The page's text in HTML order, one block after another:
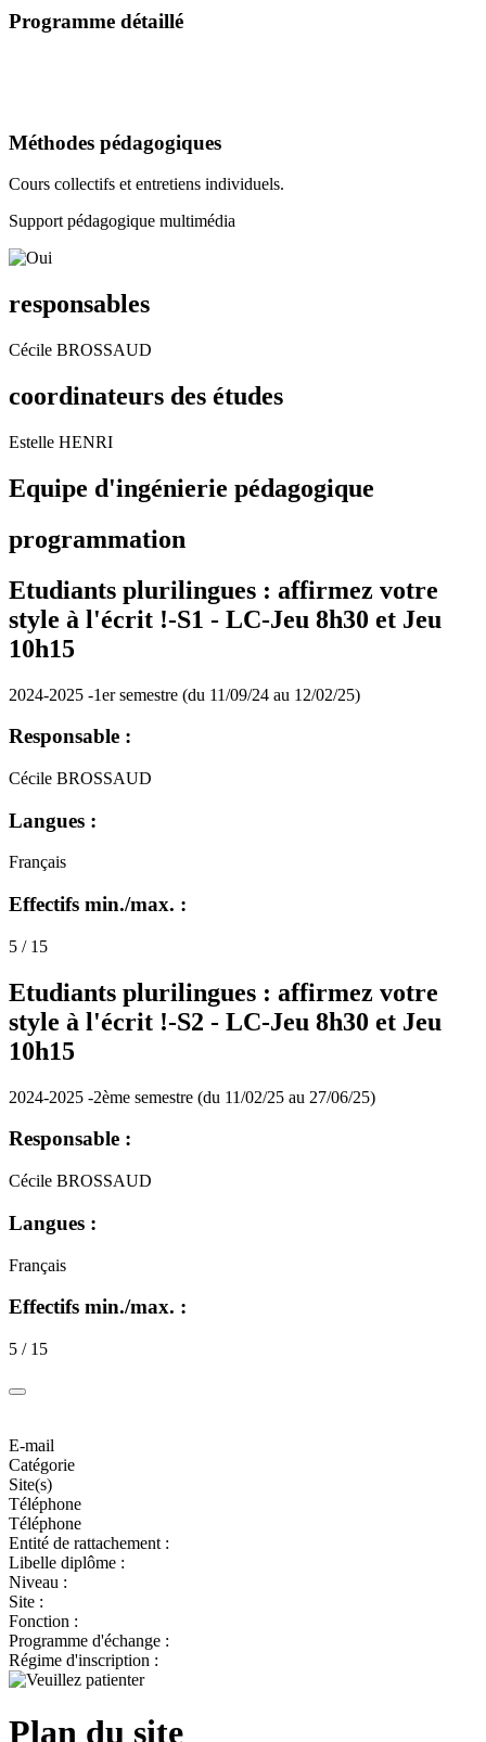
Programme détaillé
Méthodes pédagogiques
Cours collectifs et entretiens individuels.
Support pédagogique multimédia
responsables
Cécile BROSSAUD
coordinateurs des études
Estelle HENRI
Equipe d'ingénierie pédagogique
programmation
Etudiants plurilingues : affirmez votre
style à l'écrit !-S1 - LC-Jeu 8h30 et Jeu
10h15
2024-2025 -1er semestre (du 11/09/24 au 12/02/25)
Responsable :
Cécile BROSSAUD
Langues :
Français
Effectifs min./max. :
5 / 15
Etudiants plurilingues : affirmez votre
style à l'écrit !-S2 - LC-Jeu 8h30 et Jeu
10h15
2024-2025 -2ème semestre (du 11/02/25 au 27/06/25)
Responsable :
Cécile BROSSAUD
Langues :
Français
Effectifs min./max. :
5 / 15
E-mail
Catégorie
Site(s)
Téléphone
Téléphone
Entité de rattachement :
Libelle diplôme :
Niveau :
Site :
Fonction :
Programme d'échange :
Régime d'inscription :
Plan du site